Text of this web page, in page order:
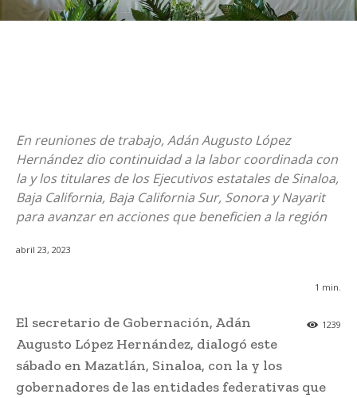
En reuniones de trabajo, Adán Augusto López
Hernández dio continuidad a la labor coordinada con
la y los titulares de los Ejecutivos estatales de Sinaloa,
Baja California, Baja California Sur, Sonora y Nayarit
para avanzar en acciones que beneficien a la región
abril 23, 2023
1 min.
1239
El secretario de Gobernación, Adán
Augusto López Hernández, dialogó este
sábado en Mazatlán, Sinaloa, con la y los
gobernadores de las entidades federativas que